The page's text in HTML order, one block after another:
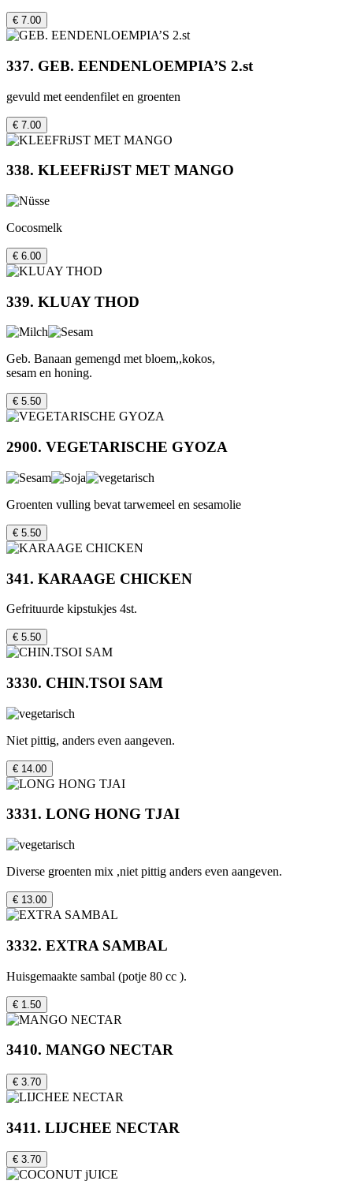
€ 7.00
337. GEB. EENDENLOEMPIA’S 2.st
gevuld met eendenfilet en groenten
€ 7.00
338. KLEEFRiJST MET MANGO
Cocosmelk
€ 6.00
339. KLUAY THOD
Geb. Banaan gemengd met bloem,,kokos,
sesam en honing.
€ 5.50
2900. VEGETARISCHE GYOZA
Groenten vulling bevat tarwemeel en sesamolie
€ 5.50
341. KARAAGE CHICKEN
Gefrituurde kipstukjes 4st.
€ 5.50
3330. CHIN.TSOI SAM
Niet pittig, anders even aangeven.
€ 14.00
3331. LONG HONG TJAI
Diverse groenten mix ,niet pittig anders even aangeven.
€ 13.00
3332. EXTRA SAMBAL
Huisgemaakte sambal (potje 80 cc ).
€ 1.50
3410. MANGO NECTAR
€ 3.70
3411. LIJCHEE NECTAR
€ 3.70